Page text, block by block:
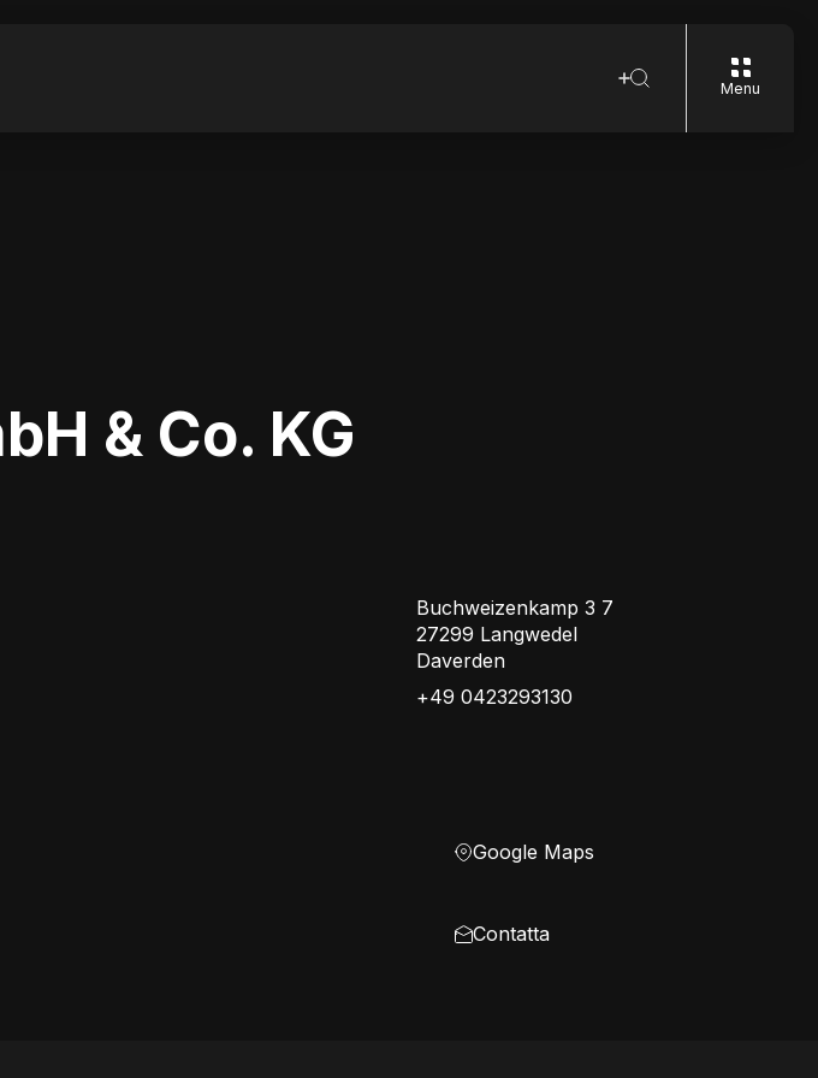
Menu
& Co. KG
Buchweizenkamp 3 7
27299 Langwedel
Daverden
+49 0423293130
Google Maps
Contatta